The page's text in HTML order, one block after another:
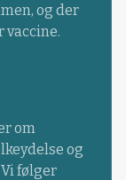
og der
vaccine.
om
og
følger